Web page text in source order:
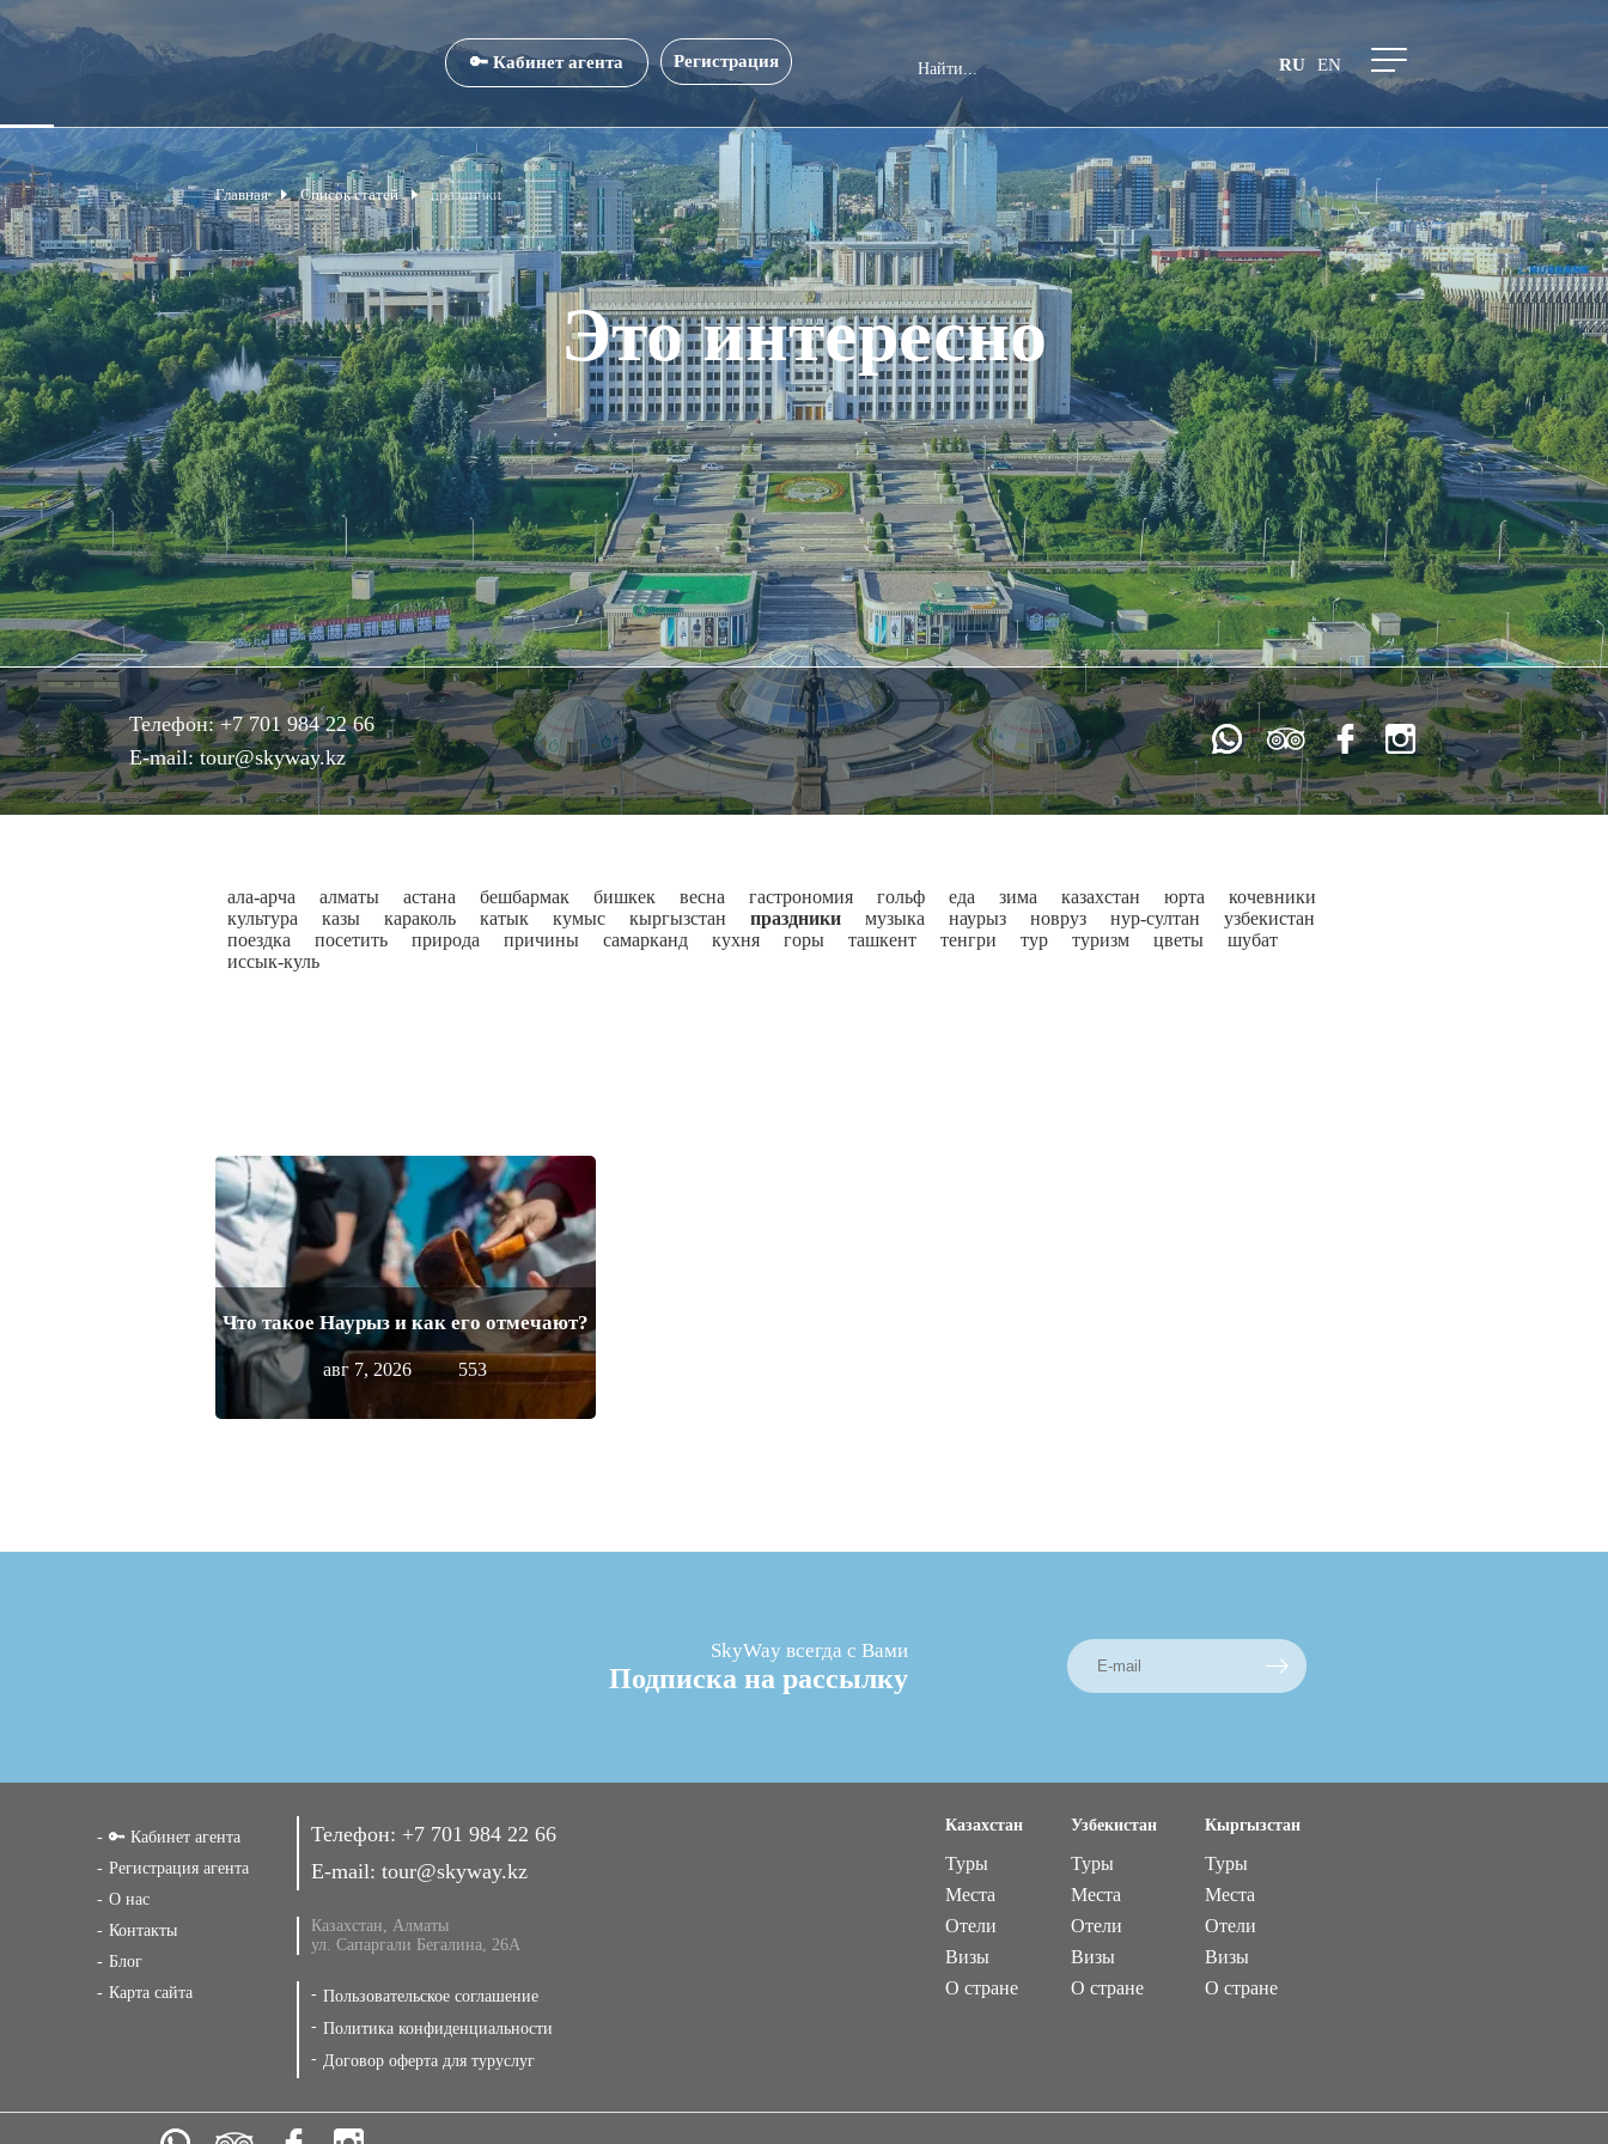
Регистрация
🔑 Кабинет агента RU EN
Главная Список статей праздники
Это интересно
Телефон:+7 701 984 22 66
E-mail:tour@skyway.kz
ала-арча алматы астана бешбармак бишкек весна гастрономия гольф еда зима казахстан юрта
кочевники
культура
казы караколь катык кумыс кыргызстан праздники музыка наурыз новруз нур-султан
узбекистан
поездка
посетить природа причины самарканд кухня горы ташкент тенгри тур туризм цветы
шубат
иссык-куль
Что такое Наурыз и как его отмечают?
авг 7, 2026 553
SkyWay всегда с Вами
Подписка на рассылку
🔑 Кабинет агента
Регистрация агента
О нас
Контакты
Блог
Карта сайта
Телефон: +7 701 984 22 66
E-mail: tour@skyway.kz
Казахстан, Алматы
ул. Сапаргали Бегалина, 26А
Пользовательское соглашение
Политика конфиденциальности
Договор оферта для туруслуг
Казахстан
Туры
Места
Отели
Визы
О стране
Узбекистан
Туры
Места
Отели
Визы
О стране
Кыргызстан
Туры
Места
Отели
Визы
О стране